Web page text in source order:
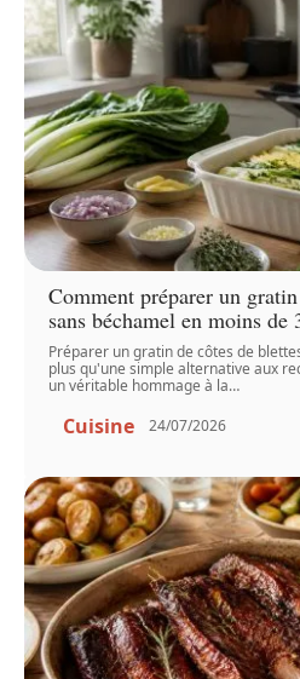
Comment préparer un
sans béchamel en moins de
Préparer un gratin de côtes de
plus qu'une simple alternative aux
un véritable hommage à la…
Cuisine 24/07/2026